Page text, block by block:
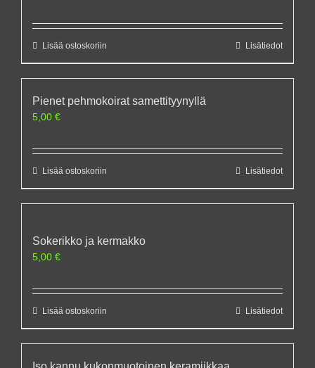
Lisää ostoskoriin Lisätiedot
Pienet pehmokoirat samettityynyllä
5,00 €
Lisää ostoskoriin Lisätiedot
Sokerikko ja kermakko
5,00 €
Lisää ostoskoriin Lisätiedot